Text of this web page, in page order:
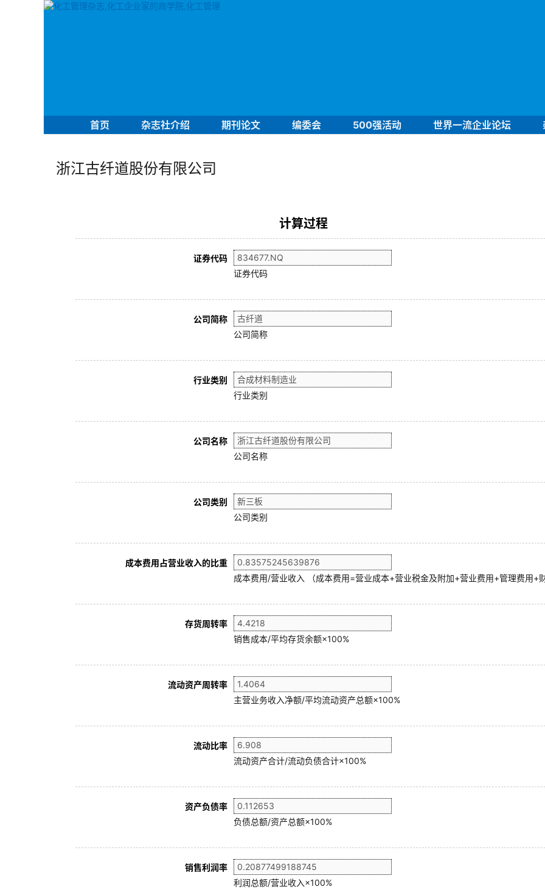
首页 杂志社介绍 期刊论文 编委会 500强活动 世界一流企业论坛
浙江古纤道股份有限公司
计算过程
证券代码
证券代码
公司简称
公司简称
行业类别
行业类别
公司名称
公司名称
公司类别
公司类别
成本费用占营业收入的比重
成本费用/营业收入 （成本费用=营业成本+营业税金及附加+营业费用+管理费用+财
存货周转率
销售成本/平均存货余额×100%
流动资产周转率
主营业务收入净额/平均流动资产总额×100%
流动比率
流动资产合计/流动负债合计×100%
资产负债率
负债总额/资产总额×100%
销售利润率
利润总额/营业收入×100%